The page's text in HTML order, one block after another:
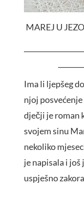
MAREJ U
Ima li ljepšeg
njoj
dječji je roman
svojem sinu
nekoliko
je napisala i još
uspješno